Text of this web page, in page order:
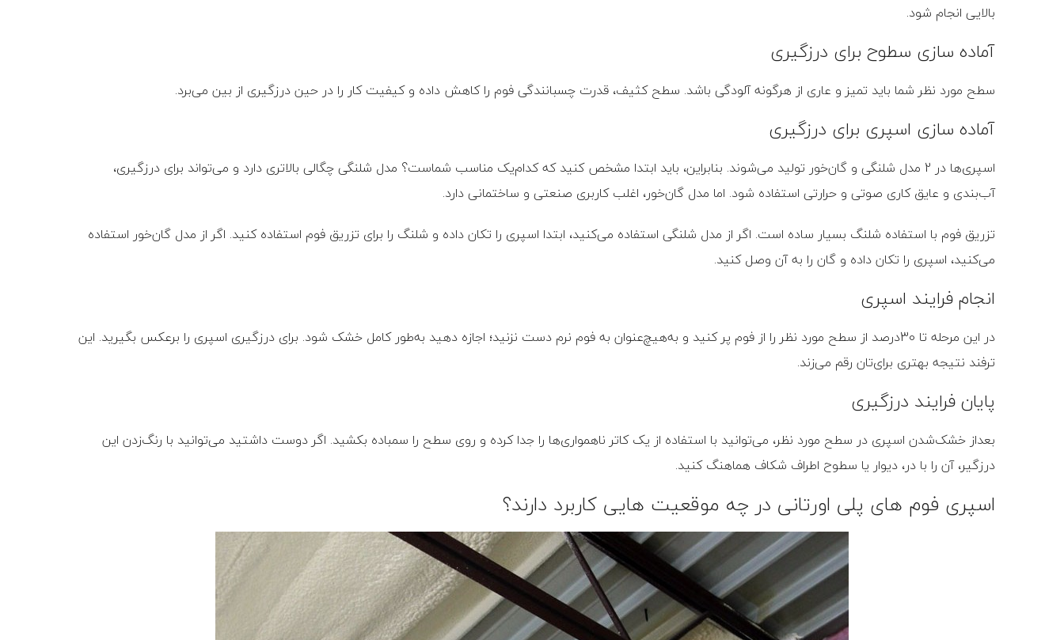
بالایی انجام شود.
آماده‌ سازی سطوح برای درزگیری
سطح مورد نظر شما باید تمیز و عاری از هرگونه آلودگی باشد. سطح کثیف، قدرت چسبانندگی فوم را کاهش داده و کیفیت کار را در حین درزگیری از بین می‌برد.
آماده ‌سازی اسپری برای درزگیری
اسپری‌ها در 2 مدل شلنگی و گان‌خور تولید می‌شوند. بنابراین، باید ابتدا مشخص کنید که کدام‌یک مناسب شماست؟ مدل شلنگی چگالی بالاتری دارد و می‌تواند برای درزگیری،
آب‌بندی و عایق کاری صوتی و حرارتی استفاده شود. اما مدل گان‌خور، اغلب کاربری صنعتی و ساختمانی دارد.
تزریق فوم با استفاده شلنگ بسیار ساده است. اگر از مدل شلنگی استفاده می‌کنید، ابتدا اسپری را تکان داده و شلنگ را برای تزریق فوم استفاده کنید. اگر از مدل گان‌خور استفاده
می‌کنید، اسپری را تکان داده و گان را به آن وصل کنید.
انجام فرایند اسپری
در این مرحله تا 30درصد از سطح مورد نظر را از فوم پر کنید و به‌هیچ‌عنوان به فوم نرم دست نزنید؛ اجازه دهید به‌طور کامل خشک شود. برای درزگیری اسپری را برعکس بگیرید. این
ترفند نتیجه بهتری برای‌تان رقم می‌زند.
پایان فرایند درزگیری
بعداز خشک‌شدن اسپری در سطح مورد نظر، می‌توانید با استفاده از یک کاتر ناهمواری‌ها را جدا کرده و روی سطح را سمباده بکشید. اگر دوست داشتید می‌توانید با رنگ‌زدن این
درزگیر، آن را با در، دیوار یا سطوح اطراف شکاف هماهنگ کنید.
اسپری فوم های پلی اورتانی در چه موقعیت هایی کاربرد دارند؟